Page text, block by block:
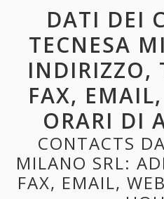
DATI DEI
TECNESA
INDIRIZZO,
FAX,
ORARI DI
CONTACTS
MILANO SRL:
FAX, EMAIL,